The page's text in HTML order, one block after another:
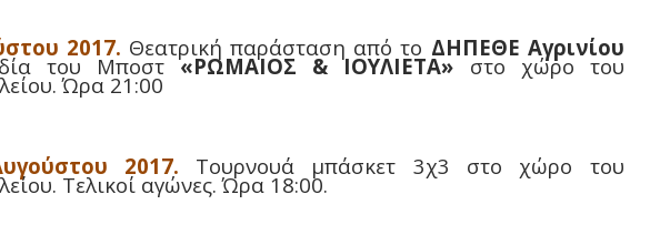
2017. Θεατρική παράσταση από το ΔΗΠΕΘΕ Αγρινίου
του Μποστ «ΡΩΜΑΙΟΣ & ΙΟΥΛΙΕΤΑ» στο χώρο του
Ώρα 21:00
2017. Τουρνουά μπάσκετ 3χ3 στο χώρο του
Τελικοί αγώνες. Ώρα 18:00.